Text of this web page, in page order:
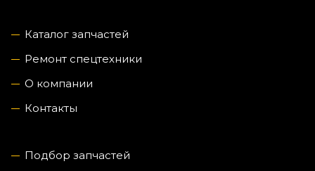
Каталог запчастей
Ремонт спецтехники
О компании
Контакты
Подбор запчастей